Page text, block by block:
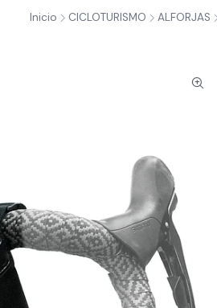
Inicio CICLOTURISMO ALFORJAS